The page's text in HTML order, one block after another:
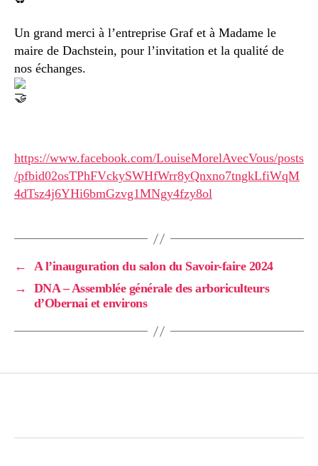
Un grand merci à l’entreprise Graf et à Madame le
maire de Dachstein, pour l’invitation et la qualité de
nos échanges.
https://www.facebook.com/LouiseMorelAvecVous/posts
/pfbid02osTPhFVckySWHfWrr8yQnxno7tngkLfiWqM
4dTsz4j6YHi6bmGzvg1MNgy4fzy8ol
←
A l’inauguration du salon du Savoir-faire 2024
→
DNA – Assemblée générale des arboriculteurs
d’Obernai et environs